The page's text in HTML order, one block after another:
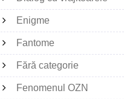
Enigme
Fantome
Fără categorie
Fenomenul OZN